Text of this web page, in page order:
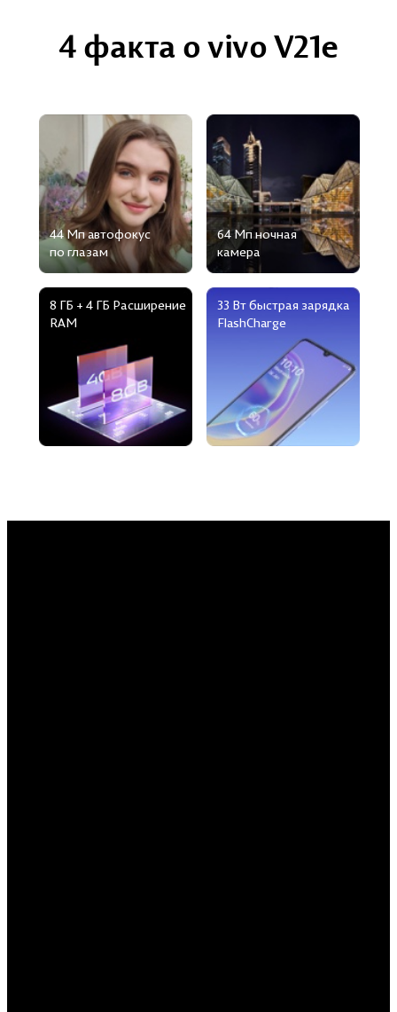
4 факта о vivo V21e
44 Мп aвтофокус
по глазам
64 Мп ночная
камера
8 ГБ + 4 ГБ Расширение
RAM
33 Вт быстрая зарядка
FlashCharge